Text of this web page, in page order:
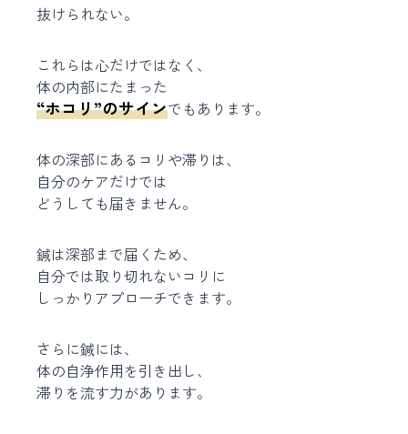
抜けられない。
これらは心だけではなく、
体の内部にたまった
“ホコリ”のサインでもあります。
体の深部にあるコリや滞りは、
自分のケアだけでは
どうしても届きません。
鍼は深部まで届くため、
自分では取り切れないコリに
しっかりアプローチできます。
さらに鍼には、
体の自浄作用を引き出し、
滞りを流す力があります。